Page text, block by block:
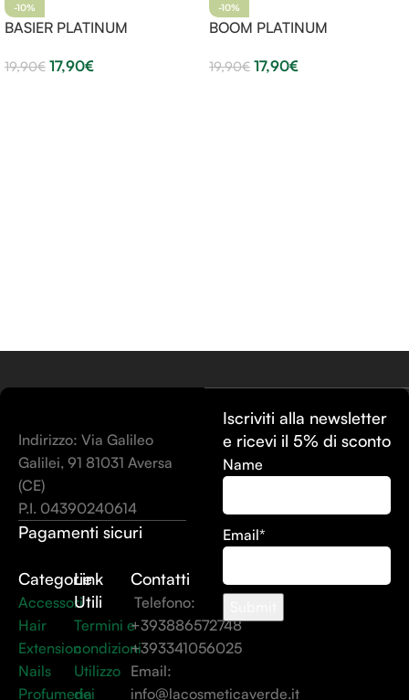
-10%
BASIER PLATINUM
19,90€ 17,90€
-10%
BOOM PLATINUM
19,90€ 17,90€
Indirizzo: Via Galileo
Galilei, 91 81031 Aversa
(CE)
P.I. 04390240614
Pagamenti sicuri
Categorie
Accessori
Hair
Extension
Nails
Profumeria
Link
Utili
Termini e
condizioni
Utilizzo
dei
Contatti
Telefono:
+393886572748
+393341056025
Email:
info@lacosmeticaverde.it
Iscriviti alla newsletter
e ricevi il 5% di sconto
Name
Email*